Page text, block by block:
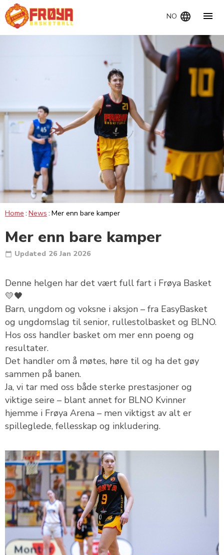
NO
Home News Mer enn bare kamper
Mer enn bare kamper
Updated 26 Jan 2026
Denne helgen har det vært full fart i Frøya Basket
💛🖤
Barn, ungdom og voksne i aksjon – fra EasyBasket
og ungdomslag til senior, rullestolbasket og BLNO.
Hos oss handler basket om mer enn poeng og
resultater.
Det handler om å møtes, høre til og ha det gøy
sammen på banen.
Ja, vi tar med oss både sterke prestasjoner og
viktige seire – blant annet for BLNO Kvinner
hjemme i Frøya Arena – men viktigst av alt er
spilleglede, fellesskap og inkludering.